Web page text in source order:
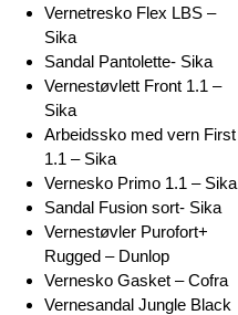
Vernetresko Flex LBS –
Sika
Sandal Pantolette- Sika
Vernestøvlett Front 1.1 –
Sika
Arbeidssko med vern First
1.1 – Sika
Vernesko Primo 1.1 – Sika
Sandal Fusion sort- Sika
Vernestøvler Purofort+
Rugged – Dunlop
Vernesko Gasket – Cofra
Vernesandal Jungle Black